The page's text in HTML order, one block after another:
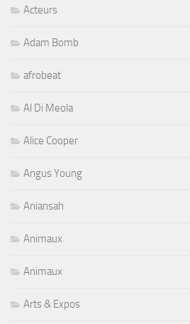
Acteurs
Adam Bomb
afrobeat
Al Di Meola
Alice Cooper
Angus Young
Aniansah
Animaux
Animaux
Arts & Expos